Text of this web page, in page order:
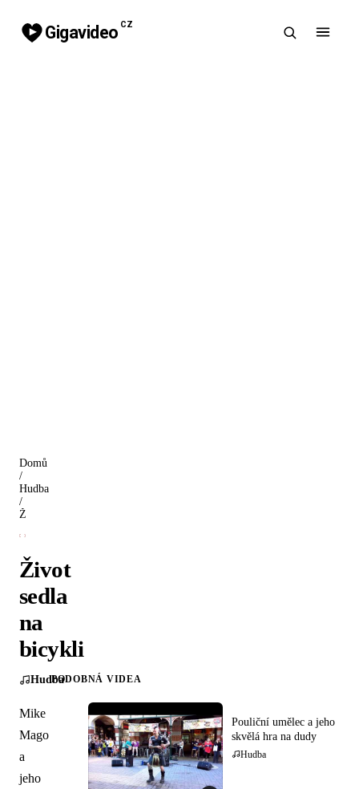
Gigavideo CZ
Domů
/
Hudba
/
Život
sedla
na
bicykli
Hudba
Mike
Mago
a
jeho
PODOBNÁ VIDEA
Pouliční umělec a jeho
skvělá hra na dudy
Hudba